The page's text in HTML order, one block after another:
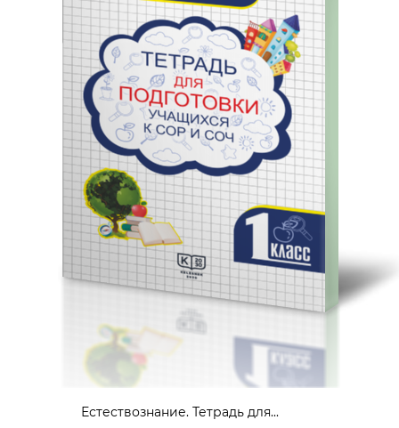
Естествознание. Тетрадь для...